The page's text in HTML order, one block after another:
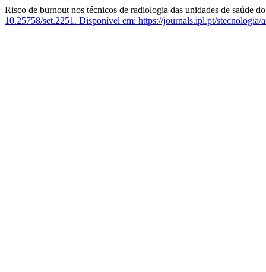
Risco de burnout nos técnicos de radiologia das unidades de saúde
10.25758/set.2251. Disponível em: https://journals.ipl.pt/stecnologia/